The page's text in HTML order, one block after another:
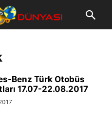
Benz Türk Otobüs
17.07-22.08.2017